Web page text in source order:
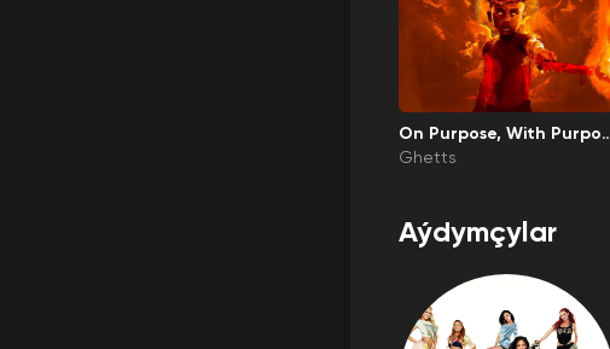
On Purpose, With Purpos
e
Ghetts
Aýdymçylar